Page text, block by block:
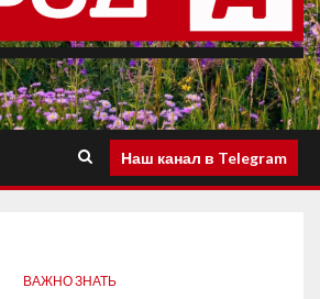
Наш канал в Telegram
ВАЖНО ЗНАТЬ